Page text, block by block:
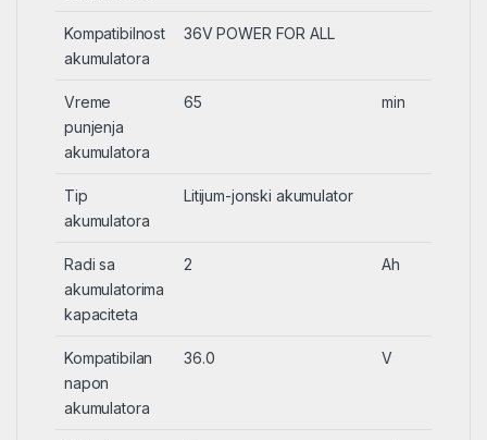
Kompatibilnost
akumulatora
36V POWER FOR ALL
Vreme
punjenja
akumulatora
65 min
Tip
akumulatora
Litijum-jonski akumulator
Radi sa
akumulatorima
kapaciteta
2 Ah
Kompatibilan
napon
akumulatora
36.0 V